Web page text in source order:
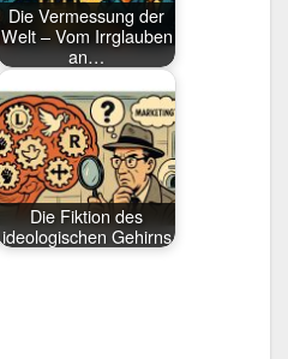
Die Vermessung der
Welt – Vom Irrglauben
an…
Die Fiktion des
ideologischen Gehirns